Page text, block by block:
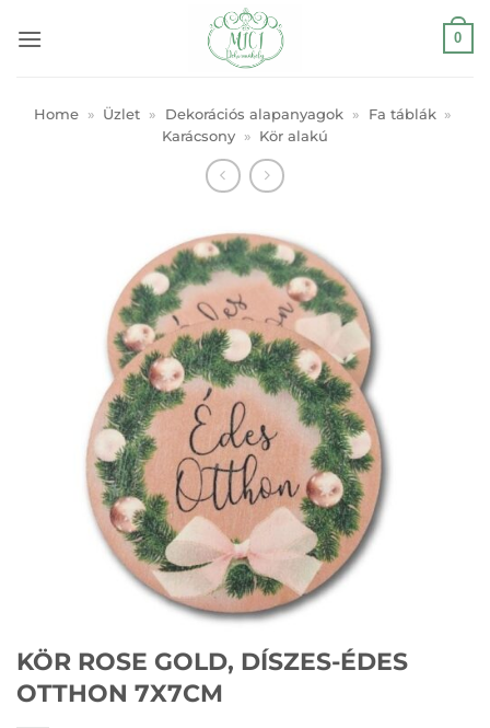
0
Home » Üzlet » Dekorációs alapanyagok » Fa táblák »
Karácsony
» Kör alakú
KÖR ROSE GOLD, DÍSZES-ÉDES
OTTHON 7X7CM